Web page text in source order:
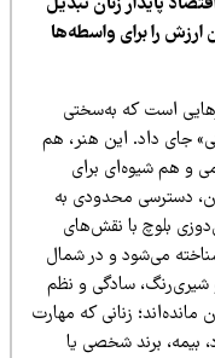
را برای واسطه‌ها
است که به‌سختی
داد. این هنر، هم
شیوه‌ای برای
محدودی به
بلوچ با نقش‌های
می‌شود و در شمال
سادگی و نظم
زنانی که مهارت
برند شخصی یا